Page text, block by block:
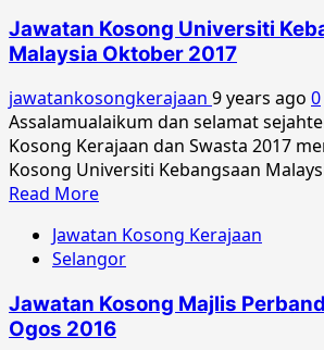
Jawatan Kosong Universiti
Malaysia Oktober 2017
jawatankosongkerajaan 9 years ago 0
Assalamualaikum dan selamat
Kosong Kerajaan dan Swasta 2017
Kosong Universiti Kebangsaan
Read MoreRead
about
Jawatan
Universiti
Kebangsaan
Jawatan Kosong Kerajaan
Selangor
Jawatan Kosong Majlis
Ogos 2016